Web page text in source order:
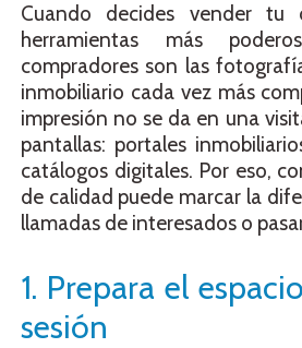
Cuando decides vender tu
herramientas más
compradores son las
inmobiliario cada vez más
impresión no se da en una
pantallas: portales
catálogos digitales. Por eso,
de calidad puede marcar la
llamadas de interesados o
1. Prepara el
sesión